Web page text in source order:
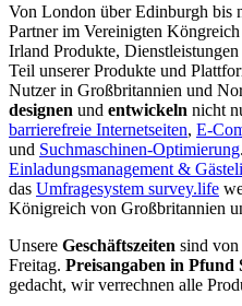
Von London über Edinburgh bis
Partner im Vereinigten
Irland Produkte,
Teil unserer Produkte und
Nutzer in Großbritannien und
designen und entwickeln nicht
barrierefreie Internetseiten, E-
und Suchmaschinen-Optimierung
Einladungsmanagement &
das Umfragesystem survey.life
Königreich von Großbritannien
Unsere Geschäftszeiten sind
Freitag. Preisangaben in Pfund
gedacht, wir verrechnen alle